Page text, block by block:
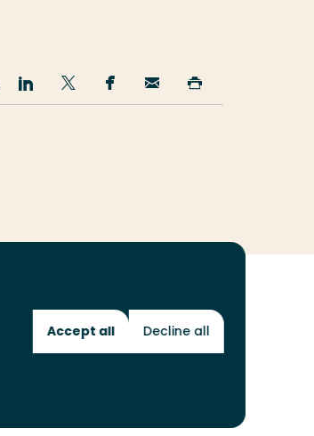
Deel
op
Deel
op
Deel
op
Email
deze deze
Toekomstmakers
Accept all Decline all